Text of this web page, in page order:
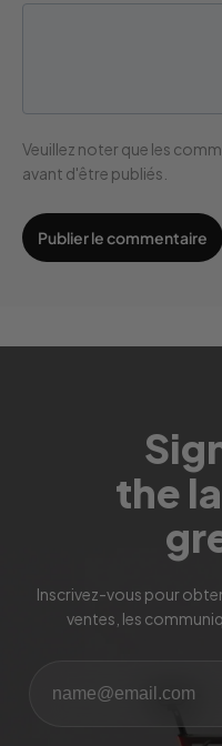
Veuillez noter que les
avant d'être publiés.
the
Inscrivez-vous pour
ventes, les